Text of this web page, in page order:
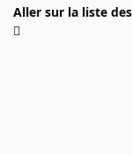
Aller sur la liste